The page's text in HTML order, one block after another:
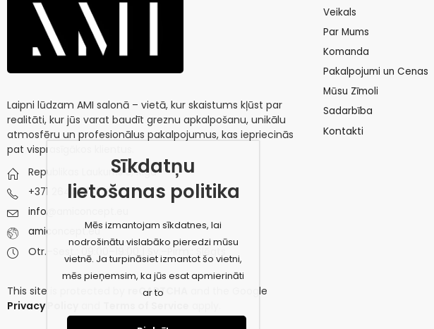
Laipni lūdzam AMI salonā – vietā, kur skaistums kļūst par
realitāti, kur jūs varat baudīt greznu apkalpošanu, unikālu
atmosfēru un profesionālus pakalpojumus, kas iepriecinās
pat visprasīgākos klientus.
Republikas Laukums 3, Riga
+371 26445732
info@amiconcept.eu
amiconcept.eu
Otr.–Sest.: 09:00–19:00 | Sv.–Pirm.: Slēgts
This site is protected by reCAPTCHA
and the Google
Privacy Policy
Veikals
Par Mums
Komanda
Pakalpojumi un Cenas
Mūsu Zīmoli
Sadarbība
Kontakti
Sīkdatņu
lietošanas politika
Mēs izmantojam sīkdatnes, lai
nodrošinātu vislabāko pieredzi mūsu
vietnē. Ja turpināsiet izmantot šo vietni,
mēs pieņemsim, ka jūs esat apmierināti
ar to